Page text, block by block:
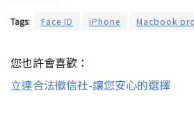
Tags: Face ID iPhone Macbook pro
您也許會喜歡：
立達合法徵信社-讓您安心的選擇